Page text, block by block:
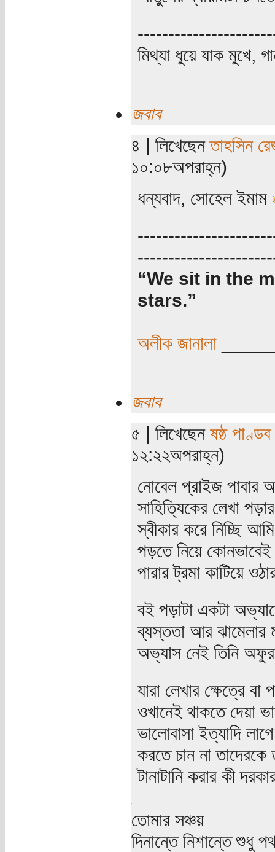
মিথ্যা ধুয়ে যাক মুখে,
জবাব
৪ | লিখেছেনতাহসিন
১০:০৮অপরাহ্ন)
ধন্যবাদ, সোহেল ইমাম
“We sit in the
stars.”
অলীক জানালা
জবাব
৫ | লিখেছেন ষষ্ঠ পাণ্ডব
১২:২২অপরাহ্ন)
নোবেল প্রাইজ
সাহিত্যিকের লেখা
স্বীকার করে নিচ্ছি
পড়তে নিয়ে
পারার ট্রমা কাটিয়ে
বই পড়াটা একটা
ব্যস্ততা আর ঝামেলার
অভ্যাস নেই তিনি
যারা লেখার ক্ষেত্রে
ওখানেই থাকতে দেয়া
ভালোবাসা ইত্যাদি
করতে চান না তাদেরকে
টানাটানি করার কী
তোমার সঞ্চয়
দিনান্তে নিশান্তে শুধু